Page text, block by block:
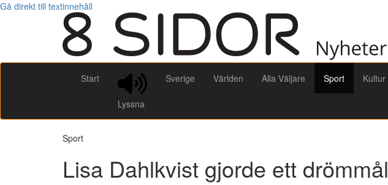
Gå direkt till textinnehåll
Start
Lyssna
Sverige Världen Alla Väljare Sport Kultur
Sport
Lisa Dahlkvist gjorde ett drömmål